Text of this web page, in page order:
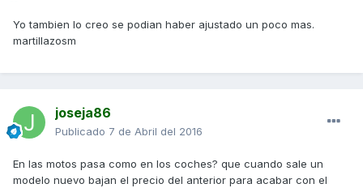
Yo tambien lo creo se podian haber ajustado un poco mas.
martillazosm
joseja86
Publicado 7 de Abril del 2016
En las motos pasa como en los coches? que cuando sale un
modelo nuevo bajan el precio del anterior para acabar con el